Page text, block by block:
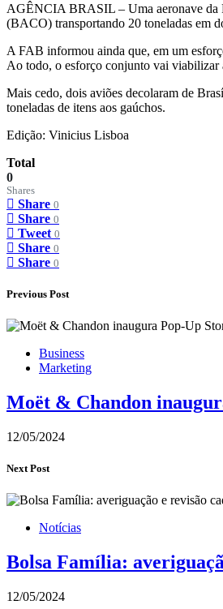
AGÊNCIA BRASIL – Uma aeronave da
(BACO) transportando 20 toneladas em
A FAB informou ainda que, em um
Ao todo, o esforço conjunto vai viabilizar
Mais cedo, dois aviões decolaram de
toneladas de itens aos gaúchos.
Edição: Vinicius Lisboa
Total
0
Shares
Share 0
Share 0
Tweet 0
Share 0
Share 0
Previous Post
Business
Marketing
Moët & Chandon
12/05/2024
Next Post
Notícias
Bolsa Família:
12/05/2024